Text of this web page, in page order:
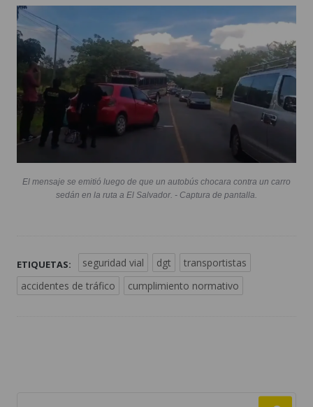
El mensaje se emitió luego de que un autobús chocara contra un carro
sedán en la ruta a El Salvador. - Captura de pantalla.
ETIQUETAS: seguridad vial dgt
transportistas
accidentes de tráfico
cumplimiento normativo